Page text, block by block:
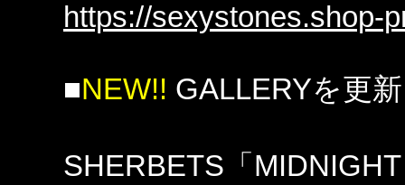
https://sexystones.shop-
■NEW!! GALLERYを更
SHERBETS「